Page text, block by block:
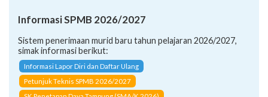
Informasi SPMB 2026/2027
Sistem penerimaan murid baru tahun pelajaran 2026/2027,
simak informasi berikut:
Informasi Lapor Diri dan Daftar Ulang
Petunjuk Teknis SPMB 2026/2027